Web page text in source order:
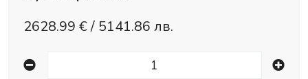
2628.99 € / 5141.86 лв.